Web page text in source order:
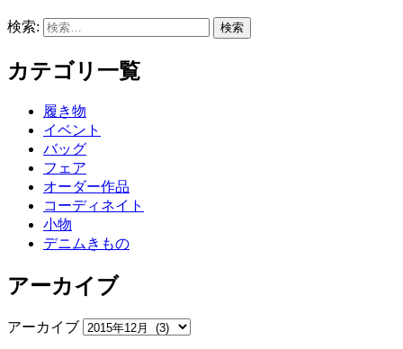
検索:
カテゴリ一覧
履き物
イベント
バッグ
フェア
オーダー作品
コーディネイト
小物
デニムきもの
アーカイブ
アーカイブ